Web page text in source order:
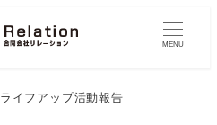
MENU
ライフアップ活動報告